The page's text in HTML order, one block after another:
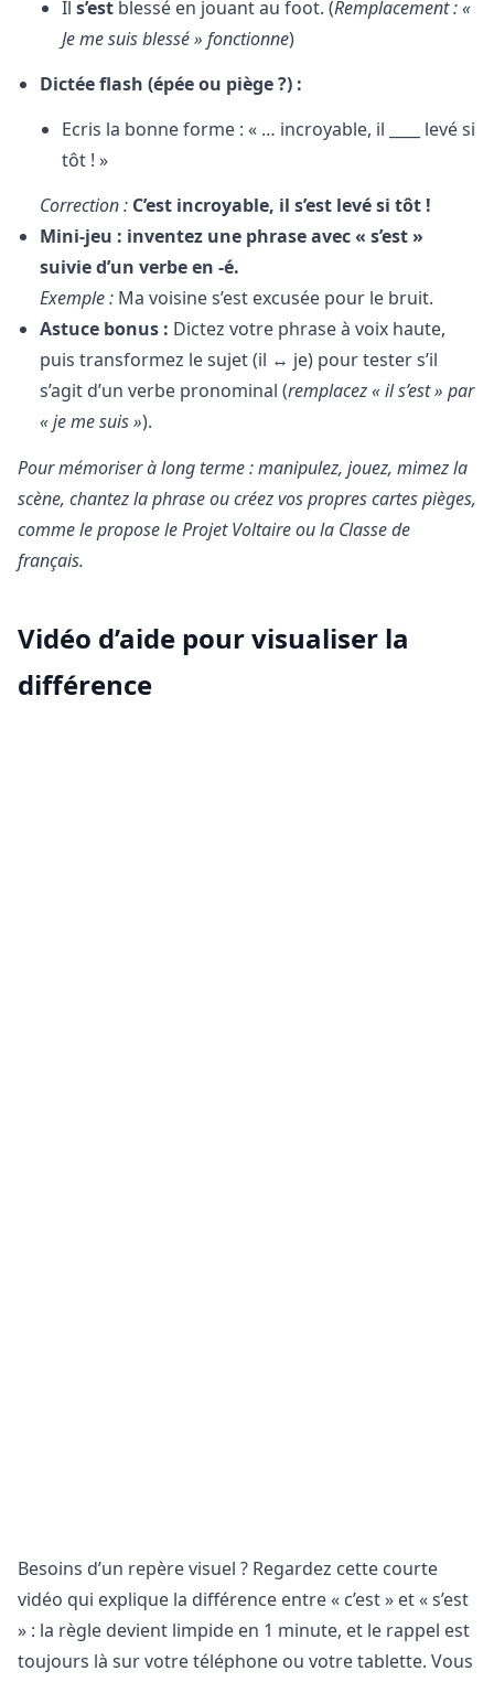
Il s’est blessé en jouant au foot. (Remplacement : «
Je me suis blessé » fonctionne)
Dictée flash (épée ou piège ?) :
Ecris la bonne forme : « … incroyable, il ____ levé si
tôt ! »
Correction : C’est incroyable, il s’est levé si tôt !
Mini-jeu : inventez une phrase avec « s’est »
suivie d’un verbe en -é.
Exemple : Ma voisine s’est excusée pour le bruit.
Astuce bonus : Dictez votre phrase à voix haute,
puis transformez le sujet (il ↔ je) pour tester s’il
s’agit d’un verbe pronominal (remplacez « il s’est » par
« je me suis »).
Pour mémoriser à long terme : manipulez, jouez, mimez la
scène, chantez la phrase ou créez vos propres cartes pièges,
comme le propose le Projet Voltaire ou la Classe de
français.
Vidéo d’aide pour visualiser la
différence
Besoins d’un repère visuel ? Regardez cette courte
vidéo qui explique la différence entre « c’est » et « s’est
» : la règle devient limpide en 1 minute, et le rappel est
toujours là sur votre téléphone ou votre tablette. Vous